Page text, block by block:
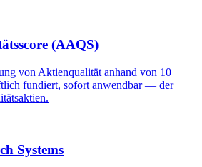
(AAQS)
von Aktienqualität anhand von 10
fundiert, sofort anwendbar — der
Systems